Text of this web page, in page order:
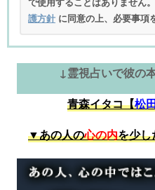
護方針 に同意の上、必要事項
↓霊視占いで彼の
青森イタコ【松
▼あの人の心の内を少